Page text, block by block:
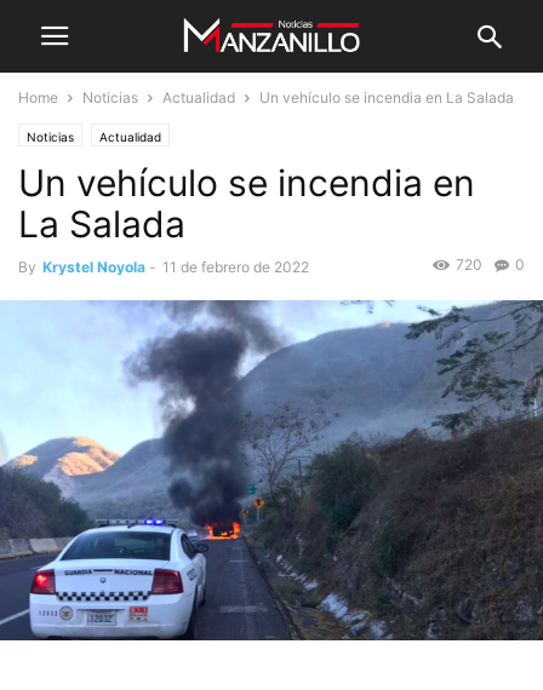
Home Noticias Actualidad Un vehículo se incendia en La Salada
Noticias Actualidad
Un vehículo se incendia en
La Salada
By Krystel Noyola - 11 de febrero de 2022 0
720